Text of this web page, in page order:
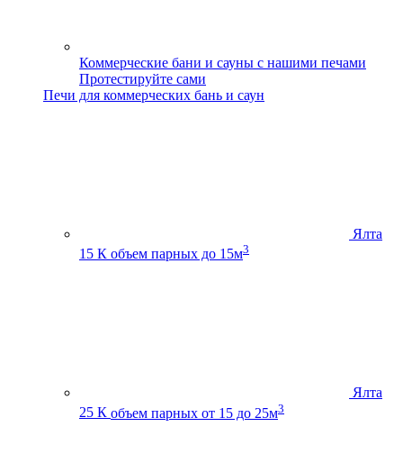
Коммерческие бани и сауны с нашими печами
Протестируйте сами
Печи для коммерческих бань и саун
Ялта
15 К объем парных до 15м3
Ялта
25 К объем парных от 15 до 25м3